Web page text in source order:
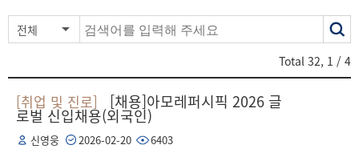
전체
Total 32, 1 / 4
[취업 및 진로] [채용]아모레퍼시픽 2026 글
로벌 신입채용(외국인)
신영웅 2026-02-20 6403